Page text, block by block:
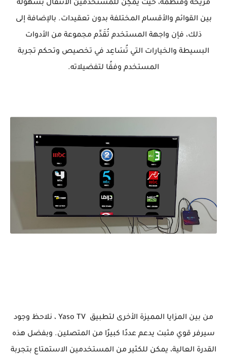
مريحة ومنظمة، حيث يُمكِن للمستخدمين الانتقال بسهولة
بين القوائم والأقسام المختلفة بدون تعقيدات. بالإضافة إلى
ذلك، فإن واجهة المستخدم تُقَدِّم مجموعة من الأدوات
البسيطة والخيارات التي تُسَاعِد في تخصيص وتحكم تجربة
المستخدم وفقًا لتفضيلاته.
من بين المزايا المميزة الأخرى لتطبيق Yaso TV ، نلاحظ وجود
سيرفر قوي مثبت يدعم عددًا كبيرًا من المتصلين. وبفضل هذه
القدرة العالية، يمكن للكثير من المستخدمين الاستمتاع بتجربة